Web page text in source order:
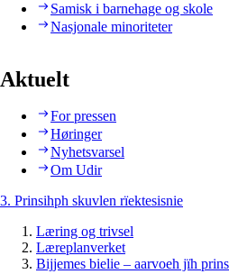
Samisk i barnehage og skole
Nasjonale minoriteter
Aktuelt
For pressen
Høringer
Nyhetsvarsel
Om Udir
3. Prinsihph skuvlen rïektesisnie
Læring og trivsel
Læreplanverket
Bijjemes bielie – aarvoeh jïh